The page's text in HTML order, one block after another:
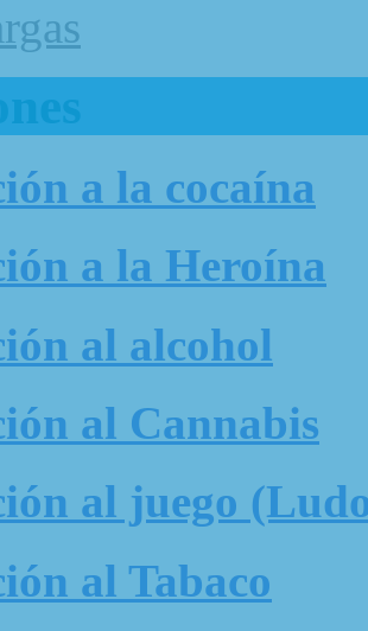
a la cocaína
a la Heroína
al alcohol
al Cannabis
al juego
al Tabaco